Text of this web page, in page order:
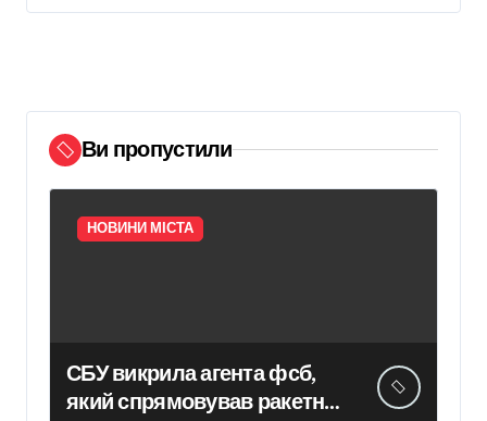
Ви пропустили
НОВИНИ МІСТА
СБУ викрила агента фсб,
який спрямовував ракетні